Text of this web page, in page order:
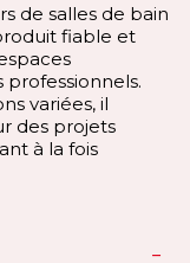
de salles de bain
fiable et
professionnels.
variées, il
des projets
à la fois